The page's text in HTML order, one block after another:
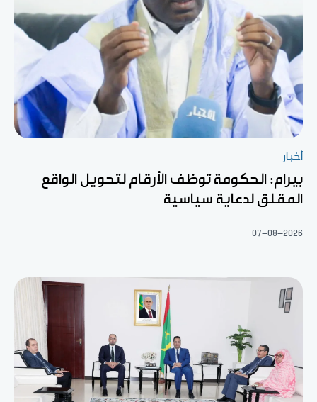
أخبار
بيرام: الحكومة توظف الأرقام لتحويل الواقع
المقلق لدعاية سياسية
07-08-2026